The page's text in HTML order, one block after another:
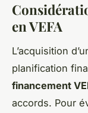
en VEFA
L’acquisition
planification
financement
accords. Pour